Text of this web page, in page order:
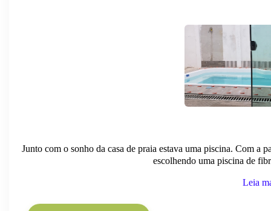
Junto com o sonho da casa de praia estava uma piscina. Com a
escolhendo uma piscina de
Leia